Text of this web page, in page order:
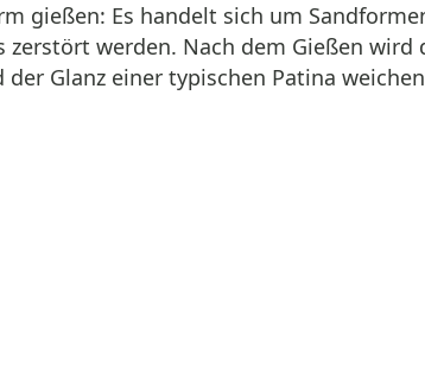
gießen: Es handelt sich um
werden. Nach dem Gießen wird
Glanz einer typischen Patina